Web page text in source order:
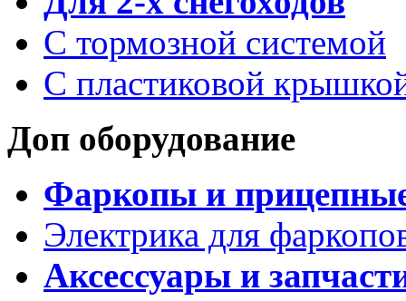
С тормозной системой
С пластиковой
Доп оборудование
Фаркопы и
Электрика для
Аксессуары и